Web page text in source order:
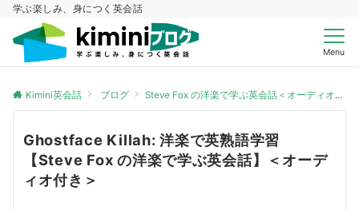
学ぶ楽しみ、身につく英会話
Menu
Kimini英会話 ブログ Steve Fox の洋楽で学ぶ英会話＜オーディオ付き＞
Ghostface Killah: 洋楽で英熟語学習
【Steve Fox の洋楽で学ぶ英会話】＜オーデ
ィオ付き＞